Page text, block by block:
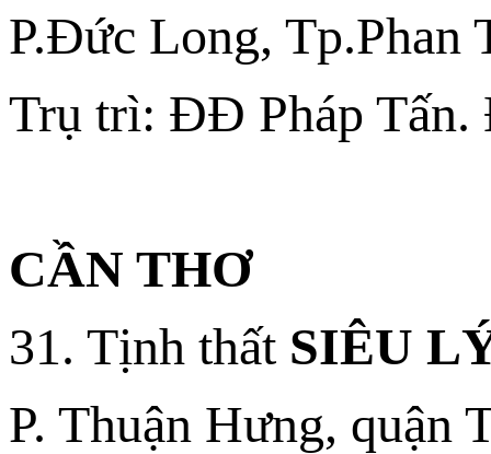
P.Đức Long, Tp.Phan
Trụ trì: ĐĐ Pháp Tấn.
CẦN THƠ
31. Tịnh thất SIÊU
P. Thuận Hưng, quận